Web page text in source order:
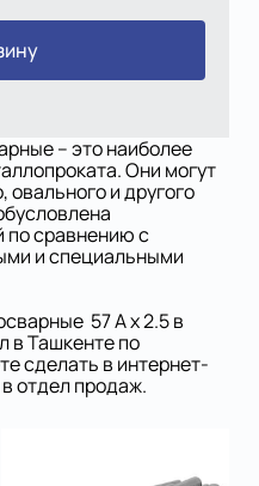
– это наиболее
Они могут
овального и другого
по сравнению с
и специальными
57 A х 2.5 в
в Ташкенте по
сделать в интернет-
отдел продаж.